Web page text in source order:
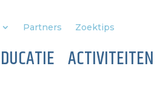
Partners Zoektips
ACTIVITEITEN